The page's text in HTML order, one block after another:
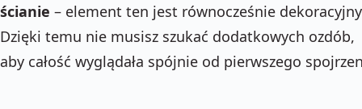
ścianie – element ten jest równocześnie
Dzięki temu nie musisz szukać dodatkowych ozdób,
aby całość wyglądała spójnie od pierwszego